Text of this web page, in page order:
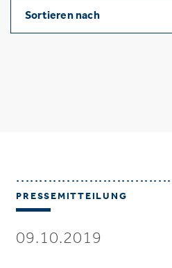
Sortieren nach
PRESSEMITTEILUNG
09.10.2019